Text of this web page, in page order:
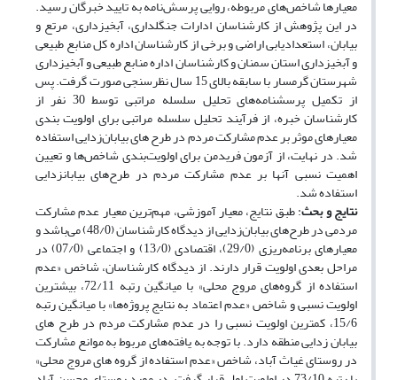
معیارها شاخص‌های مربوطه، روایی پرسش‌نامه به تایید خبرگان رسید.
در این پژوهش از کارشناسان ادارات جنگلداری، آبخیزداری، مرتع و
بیابان، استعدادیابی اراضی و برخی از کارشناسان اداره کل منابع طبیعی
و آبخیزداری استان سمنان و کارشناسان اداره منابع طبیعی و آبخیزداری
شهرستان گرمسار با سابقه بالای 15 سال نظرسنجی صورت گرفت. پس
از تکمیل پرسشنامه‌های تحلیل سلسله مراتبی توسط 30 نفر از
کارشناسان خبره، از فرآیند تحلیل سلسله مراتبی برای اولویت بندی
معیارهای موثر بر عدم مشارکت مردم در طرح های بیابان‌زدایی استفاده
شد. در نهایت، از آزمون فریدمن برای اولویت‌بندی شاخص‌ها و تعیین
اهمیت نسبی آنها بر عدم مشارکت مردم در طرح‌های بیابانزدایی
استفاده شد.
نتایج و بحث: طبق نتایج، معیار آموزشی، مهم‌ترین معیار عدم مشارکت
مردمی در طرح‌های بیابان‌زدایی از دیدگاه کارشناسان (48/0) می‌باشد و
معیارهای برنامه‌ریزی (29/0)، اقتصادی (13/0) و اجتماعی (07/0) در
مراحل بعدی اولویت قرار دارند. از دیدگاه کارشناسان، شاخص «عدم
استفاده از گروه‌های مروج محلی» با میانگین رتبه 72/11، بیشترین
اولویت نسبی و شاخص «عدم اعتماد به نتایج پروژه‌ها» با میانگین رتبه
15/6، کمترین اولویت نسبی را در عدم مشارکت مردم در طرح های
بیابان زدایی منطقه دارد. با توجه به یافته‌های مربوط به موانع مشارکت
در روستای غیاث آباد، شاخص «عدم استفاده از گروه های مروج محلی»